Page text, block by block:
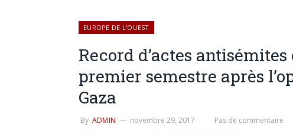
EUROPE DE L'OUEST
Record d’actes
premier semestre après
Gaza
By ADMIN novembre 29, 2017 Pas de commentaire